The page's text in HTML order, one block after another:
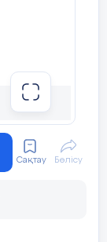
Сақтау Бөлісу